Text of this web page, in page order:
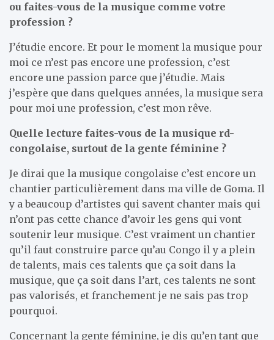
ou faites-vous de la musique comme votre
profession ?
J’étudie encore. Et pour le moment la musique pour
moi ce n’est pas encore une profession, c’est
encore une passion parce que j’étudie. Mais
j’espère que dans quelques années, la musique sera
pour moi une profession, c’est mon rêve.
Quelle lecture faites-vous de la musique rd-
congolaise, surtout de la gente féminine ?
Je dirai que la musique congolaise c’est encore un
chantier particulièrement dans ma ville de Goma. Il
y a beaucoup d’artistes qui savent chanter mais qui
n’ont pas cette chance d’avoir les gens qui vont
soutenir leur musique. C’est vraiment un chantier
qu’il faut construire parce qu’au Congo il y a plein
de talents, mais ces talents que ça soit dans la
musique, que ça soit dans l’art, ces talents ne sont
pas valorisés, et franchement je ne sais pas trop
pourquoi.
Concernant la gente féminine, je dis qu’en tant que